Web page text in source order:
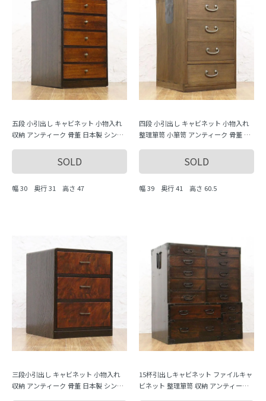
五段 小引出し キャビネット 小物入れ
収納 アンティーク 骨董 日本製 シンプ
SOLD
幅 30 奥行 31 高さ 47
四段 小引出し キャビネット 小物入れ
整理箪笥 小箪笥 アンティーク 骨董 日
SOLD
幅 39 奥行 41 高さ 60.5
三段小引出し キャビネット 小物入れ
収納 アンティーク 骨董 日本製 シンプ
15杯引出しキャビネット ファイルキャ
ビネット 整理箪笥 収納 アンティーク